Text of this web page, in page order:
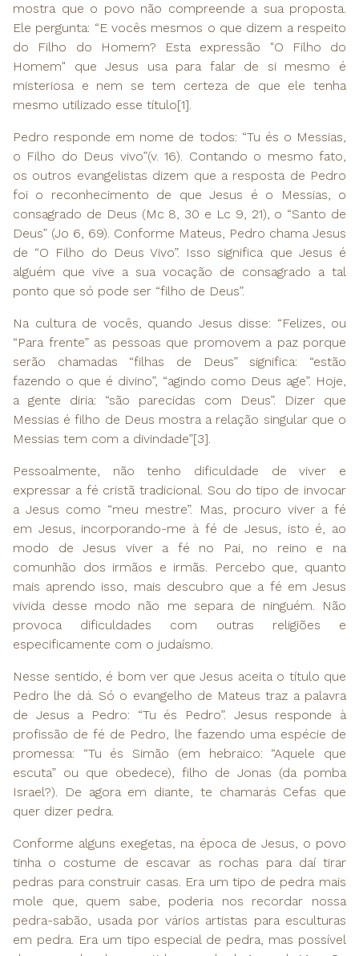
mostra que o povo não compreende a sua proposta.
Ele pergunta: “E vocês mesmos o que dizem a respeito
do Filho do Homem? Esta expressão "O Filho do
Homem" que Jesus usa para falar de si mesmo é
misteriosa e nem se tem certeza de que ele tenha
mesmo utilizado esse título[1].
Pedro responde em nome de todos: “Tu és o Messias,
o Filho do Deus vivo”(v. 16). Contando o mesmo fato,
os outros evangelistas dizem que a resposta de Pedro
foi o reconhecimento de que Jesus é o Messias, o
consagrado de Deus (Mc 8, 30 e Lc 9, 21), o “Santo de
Deus” (Jo 6, 69). Conforme Mateus, Pedro chama Jesus
de “O Filho do Deus Vivo”. Isso significa que Jesus é
alguém que vive a sua vocação de consagrado a tal
ponto que só pode ser “filho de Deus”.
Na cultura de vocês, quando Jesus disse: “Felizes, ou
“Para frente” as pessoas que promovem a paz porque
serão chamadas “filhas de Deus” significa: “estão
fazendo o que é divino”, “agindo como Deus age”. Hoje,
a gente diria: “são parecidas com Deus”. Dizer que
Messias é filho de Deus mostra a relação singular que o
Messias tem com a divindade”[3].
Pessoalmente, não tenho dificuldade de viver e
expressar a fé cristã tradicional. Sou do tipo de invocar
a Jesus como “meu mestre”. Mas, procuro viver a fé
em Jesus, incorporando-me à fé de Jesus, isto é, ao
modo de Jesus viver a fé no Pai, no reino e na
comunhão dos irmãos e irmãs. Percebo que, quanto
mais aprendo isso, mais descubro que a fé em Jesus
vivida desse modo não me separa de ninguém. Não
provoca dificuldades com outras religiões e
especificamente com o judaísmo.
Nesse sentido, é bom ver que Jesus aceita o título que
Pedro lhe dá. Só o evangelho de Mateus traz a palavra
de Jesus a Pedro: “Tu és Pedro”. Jesus responde à
profissão de fé de Pedro, lhe fazendo uma espécie de
promessa: “Tu és Simão (em hebraico: “Aquele que
escuta” ou que obedece), filho de Jonas (da pomba
Israel?). De agora em diante, te chamarás Cefas que
quer dizer pedra.
Conforme alguns exegetas, na época de Jesus, o povo
tinha o costume de escavar as rochas para daí tirar
pedras para construir casas. Era um tipo de pedra mais
mole que, quem sabe, poderia nos recordar nossa
pedra-sabão, usada por vários artistas para esculturas
em pedra. Era um tipo especial de pedra, mas possível